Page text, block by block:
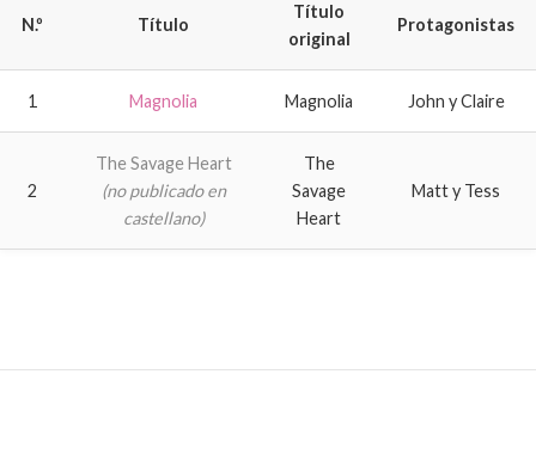
N.º Título
Título
original
Protagonistas
1 Magnolia Magnolia John y Claire
2
The Savage Heart
(no publicado en
castellano)
The
Savage
Heart
Matt y Tess